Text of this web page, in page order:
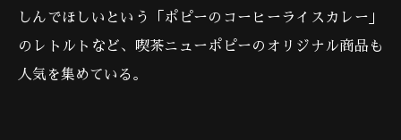
しんでほしいという「ポピーのコーヒーライスカレー」
のレトルトなど、喫茶ニューポピーのオリジナル商品も
人気を集めている。